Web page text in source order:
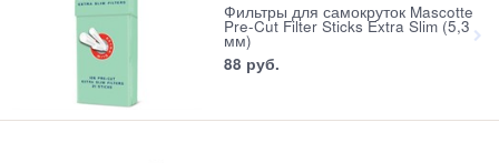
Фильтры для самокруток Mascotte
Pre-Cut Filter Sticks Extra Slim (5,3
мм)
88 руб.